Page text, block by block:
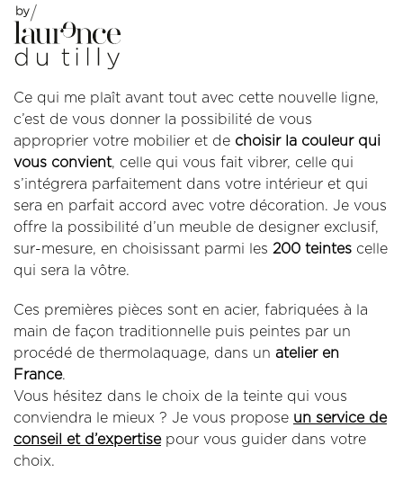
Ce qui me plaît avant tout avec cette nouvelle ligne,
c’est de vous donner la possibilité de vous
approprier votre mobilier et de choisir la couleur qui
vous convient, celle qui vous fait vibrer, celle qui
s’intégrera parfaitement dans votre intérieur et qui
sera en parfait accord avec votre décoration. Je vous
offre la possibilité d’un meuble de designer exclusif,
sur-mesure, en choisissant parmi les 200 teintes celle
qui sera la vôtre.
Ces premières pièces sont en acier, fabriquées à la
main de façon traditionnelle puis peintes par un
procédé de thermolaquage, dans un atelier en
France.
Vous hésitez dans le choix de la teinte qui vous
conviendra le mieux ? Je vous propose un service de
conseil et d’expertisepour vous guider dans votre
choix.